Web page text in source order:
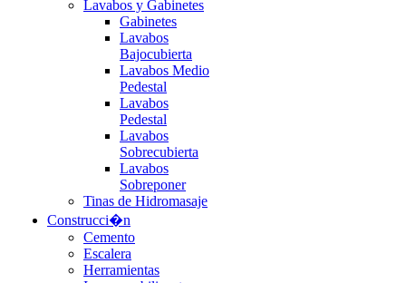
Lavabos y Gabinetes
Gabinetes
Lavabos
Bajocubierta
Lavabos Medio
Pedestal
Lavabos
Pedestal
Lavabos
Sobrecubierta
Lavabos
Sobreponer
Tinas de Hidromasaje
Construcci�n
Cemento
Escalera
Herramientas